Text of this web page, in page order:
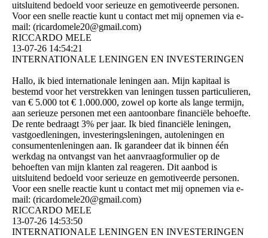
uitsluitend bedoeld voor serieuze en gemotiveerde personen.
Voor een snelle reactie kunt u contact met mij opnemen via e-
mail: (­ricardomele20@­gmail.­com)­
RICCARDO MELE
13-07-26 14:54:21
INTERNATIONALE LENINGEN EN INVESTERINGEN
Hallo, ik bied internationale leningen aan. Mijn kapitaal is
bestemd voor het verstrekken van leningen tussen particulieren,
van € 5.000 tot € 1.000.000, zowel op korte als lange termijn,
aan serieuze personen met een aantoonbare financiële behoefte.
De rente bedraagt ​​3% per jaar. Ik bied financiële leningen,
vastgoedleningen, investeringsleningen, autoleningen en
consumentenleningen aan. Ik garandeer dat ik binnen één
werkdag na ontvangst van het aanvraagformulier op de
behoeften van mijn klanten zal reageren. Dit aanbod is
uitsluitend bedoeld voor serieuze en gemotiveerde personen.
Voor een snelle reactie kunt u contact met mij opnemen via e-
mail: (­ricardomele20@­gmail.­com)­
RICCARDO MELE
13-07-26 14:53:50
INTERNATIONALE LENINGEN EN INVESTERINGEN